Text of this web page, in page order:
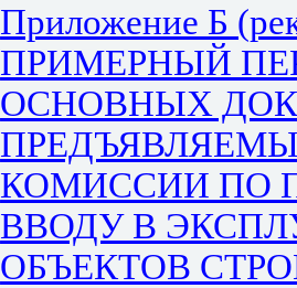
Приложение Б
ПРИМЕРНЫЙ
ОСНОВНЫХ
КОМИССИИ ПО
ВВОДУ В
ОБЪЕКТОВ